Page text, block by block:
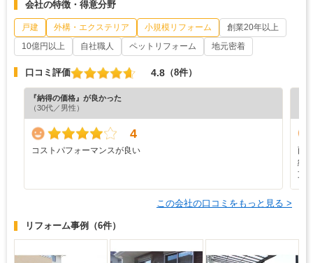
会社の特徴・得意分野
戸建 外構・エクステリア 小規模リフォーム
創業20年以上
10億円以上
自社職人 ペットリフォーム 地元密着
口コミ評価 4.8 （8件）
『納得の価格』が良かった
（30代／男性）
4
コストパフォーマンスが良い
雨
納
支
この会社の口コミをもっと見る >
リフォーム事例 （6件）